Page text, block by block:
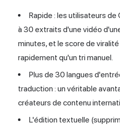
Rapide : les utilisateurs
à 30 extraits d'une vidéo
minutes, et le score de
rapidement qu'un tri manuel.
Plus de 30 langues
traduction : un véritable
créateurs de contenu
L'édition textuelle